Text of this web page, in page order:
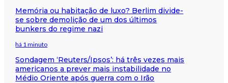
Memória ou habitação de luxo? Berlim divide-
se sobre demolição de um dos últimos
bunkers do regime nazi
há 1 minuto
Sondagem ‘Reuters/Ipsos’: há três vezes mais
americanos a prever mais instabilidade no
Médio Oriente após guerra com o Irão